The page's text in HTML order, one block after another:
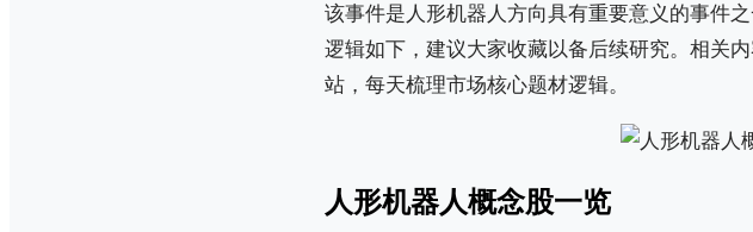
该事件是人形机器人方向具有重要意义的事件
逻辑如下，建议大家收藏以备后续研究。相关
站，每天梳理市场核心题材逻辑。
人形机器人概念股一览